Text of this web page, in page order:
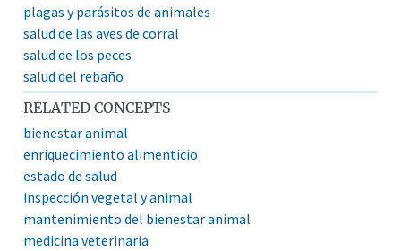
plagas y parásitos de animales
salud de las aves de corral
salud de los peces
salud del rebaño
RELATED CONCEPTS
bienestar animal
enriquecimiento alimenticio
estado de salud
inspección vegetal y animal
mantenimiento del bienestar animal
medicina veterinaria